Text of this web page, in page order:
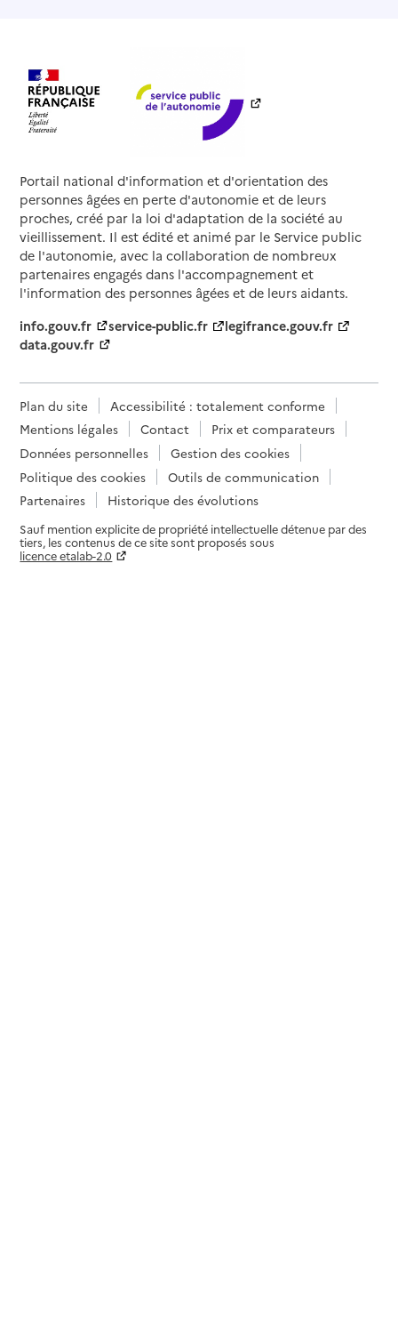
Portail national d'information et d'orientation des
personnes âgées en perte d'autonomie et de leurs
proches, créé par la loi d'adaptation de la société au
vieillissement. Il est édité et animé par le Service public
de l'autonomie, avec la collaboration de nombreux
partenaires engagés dans l'accompagnement et
l'information des personnes âgées et de leurs aidants.
info.gouv.fr
service-public.fr
legifrance.gouv.fr
data.gouv.fr
Plan du site
Accessibilité : totalement conforme
Mentions légales
Contact
Prix et comparateurs
Données personnelles
Gestion des cookies
Politique des cookies
Outils de communication
Partenaires
Historique des évolutions
Sauf mention explicite de propriété intellectuelle détenue par des
tiers, les contenus de ce site sont proposés sous
licence etalab-2.0